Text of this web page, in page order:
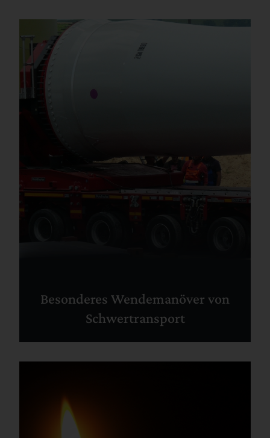
Besonderes Wendemanöver von
Schwertransport